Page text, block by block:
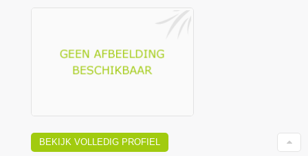
BEKIJK VOLLEDIG PROFIEL